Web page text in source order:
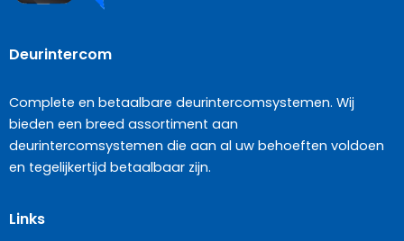
Deurintercom
Complete en betaalbare deurintercomsystemen. Wij
bieden een breed assortiment aan
deurintercomsystemen die aan al uw behoeften voldoen
en tegelijkertijd betaalbaar zijn.
Links